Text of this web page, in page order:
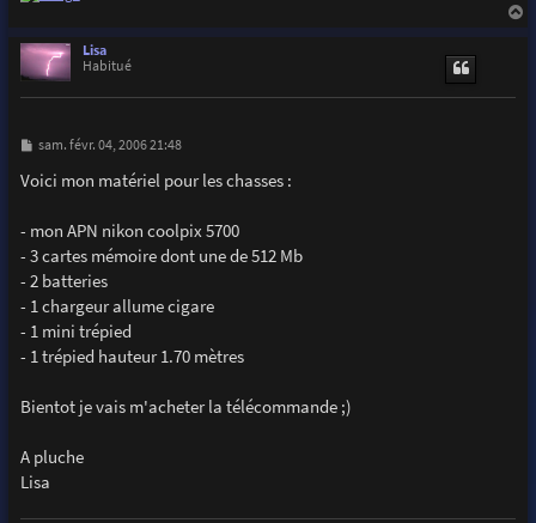
Lisa
Habitué
M
s
s
e
sam. févr. 04, 2006 21:48
Voici mon matériel pour les chasses :
- mon APN nikon coolpix 5700
- 3 cartes mémoire dont une de 512 Mb
- 2 batteries
- 1 chargeur allume cigare
- 1 mini trépied
- 1 trépied hauteur 1.70 mètres
Bientot je vais m'acheter la télécommande ;)
A pluche
Lisa